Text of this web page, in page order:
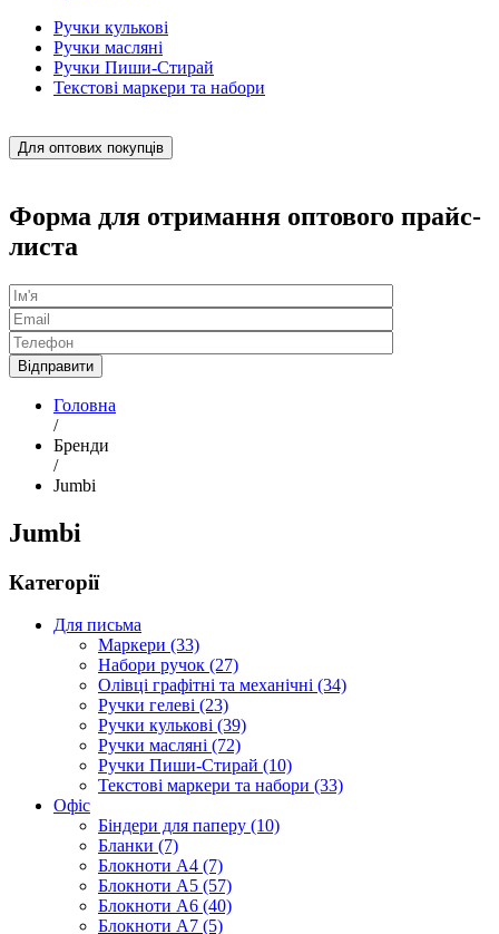
Ручки кулькові
Ручки масляні
Ручки Пиши-Стирай
Текстові маркери та набори
Для оптових покупців
Форма для отримання оптового прайс-
листа
Головна
/
Бренди
/
Jumbi
Jumbi
Категорії
Для письма
Маркери (33)
Набори ручок (27)
Олівці графітні та механічні (34)
Ручки гелеві (23)
Ручки кулькові (39)
Ручки масляні (72)
Ручки Пиши-Стирай (10)
Текстові маркери та набори (33)
Офіс
Біндери для паперу (10)
Бланки (7)
Блокноти А4 (7)
Блокноти А5 (57)
Блокноти А6 (40)
Блокноти А7 (5)